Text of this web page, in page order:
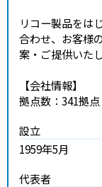
リコー製品をは
合わせ、お客様
案・ご提供いたし
【会社情報】
拠点数：341拠点
設立
1959年5月
代表者